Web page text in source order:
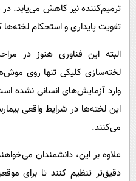
ترمیم‌کننده نیز کاهش می‌یابد.
تقویت پایداری و استحکام
البته این فناوری هنوز در
لخته‌سازی کلیکی تنها روی
وارد آزمایش‌های انسانی نشده
این لخته‌ها در شرایط واقعی
می‌کنند.
علاوه بر این، دانشمندان
دقیق‌تر تنظیم کنند تا برای